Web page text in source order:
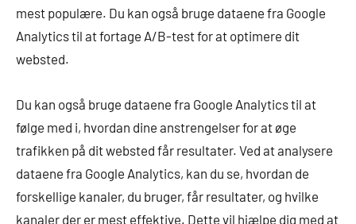
mest populære. Du kan også bruge dataene fra Google
Analytics til at fortage A/B-test for at optimere dit
websted.
Du kan også bruge dataene fra Google Analytics til at
følge med i, hvordan dine anstrengelser for at øge
trafikken på dit websted får resultater. Ved at analysere
dataene fra Google Analytics, kan du se, hvordan de
forskellige kanaler, du bruger, får resultater, og hvilke
kanaler der er mest effektive. Dette vil hjælpe dig med at